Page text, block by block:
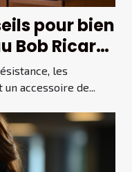
pour bien
Bob Ricard
les
accessoire de...